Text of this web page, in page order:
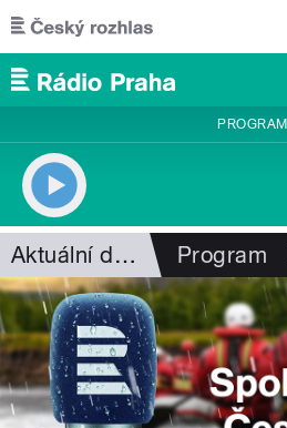
Přejít k hlavnímu obsahu
PROGRAM
Aktuální dění Program